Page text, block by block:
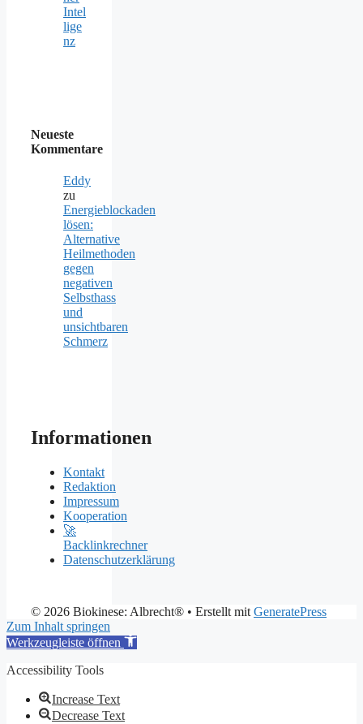
Intel
lige
nz
Neueste
Kommentare
Eddy
zu
Energieblockaden
lösen:
Alternative
Heilmethoden
gegen
negativen
Selbsthass
und
unsichtbaren
Schmerz
Informationen
Kontakt
Redaktion
Impressum
Kooperation
🚀
Backlinkrechner
Datenschutzerklärung
© 2026 Biokinese: Albrecht® • Erstellt mit GeneratePress
Zum Inhalt springen
Werkzeugleiste öffnen
Accessibility Tools
Increase Text
Decrease Text